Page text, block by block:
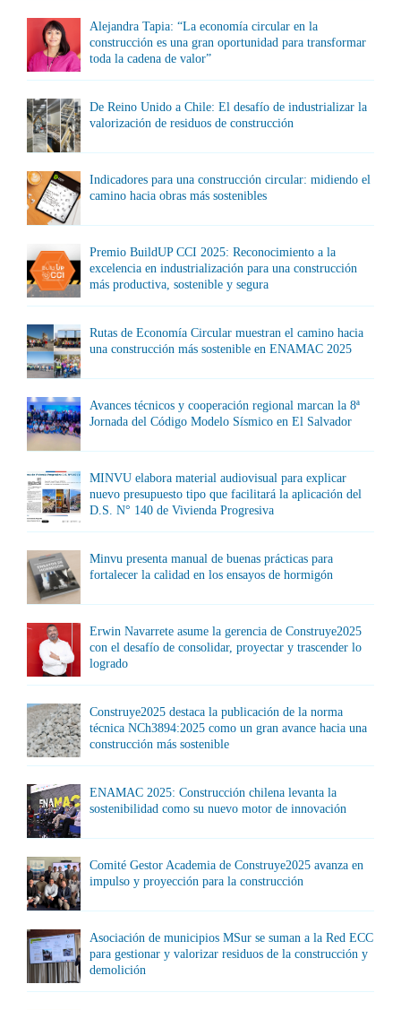
Alejandra Tapia: “La economía circular en la
construcción es una gran oportunidad para transformar
toda la cadena de valor”
De Reino Unido a Chile: El desafío de industrializar la
valorización de residuos de construcción
Indicadores para una construcción circular: midiendo el
camino hacia obras más sostenibles
Premio BuildUP CCI 2025: Reconocimiento a la
excelencia en industrialización para una construcción
más productiva, sostenible y segura
Rutas de Economía Circular muestran el camino hacia
una construcción más sostenible en ENAMAC 2025
Avances técnicos y cooperación regional marcan la 8ª
Jornada del Código Modelo Sísmico en El Salvador
MINVU elabora material audiovisual para explicar
nuevo presupuesto tipo que facilitará la aplicación del
D.S. N° 140 de Vivienda Progresiva
Minvu presenta manual de buenas prácticas para
fortalecer la calidad en los ensayos de hormigón
Erwin Navarrete asume la gerencia de Construye2025
con el desafío de consolidar, proyectar y trascender lo
logrado
Construye2025 destaca la publicación de la norma
técnica NCh3894:2025 como un gran avance hacia una
construcción más sostenible
ENAMAC 2025: Construcción chilena levanta la
sostenibilidad como su nuevo motor de innovación
Comité Gestor Academia de Construye2025 avanza en
impulso y proyección para la construcción
Asociación de municipios MSur se suman a la Red ECC
para gestionar y valorizar residuos de la construcción y
demolición